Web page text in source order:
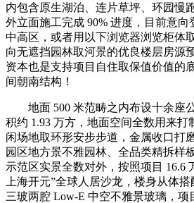
内包含原生湖泊、连片草坪、环园慢
外立面施工完成 90% 进度，目前意
中高区，或者用以下浏览器浏览柜体
向无遮挡园林取河景的优良楼层房源
资本也是支持项目自住取保值价值的
间朝南结构！
地面 500 米范畴之内布设十余座
积约 1.93 万方，地面空间全数用来打
闲场地取环形安步步道，金属收口打
园区地方景不雅园林、全品类精拆样
示范区实景全数对外，按照项目 16.6
上海开元”全球人居沙龙，楼身从体
三玻两腔 Low-E 中空不雅景玻璃，项